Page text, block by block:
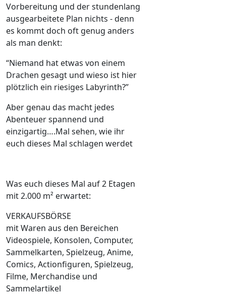
Vorbereitung und der stundenlang
ausgearbeitete Plan nichts - denn
es kommt doch oft genug anders
als man denkt:
“Niemand hat etwas von einem
Drachen gesagt und wieso ist hier
plötzlich ein riesiges Labyrinth?”
Aber genau das macht jedes
Abenteuer spannend und
einzigartig….Mal sehen, wie ihr
euch dieses Mal schlagen werdet
Was euch dieses Mal auf 2 Etagen
mit 2.000 m² erwartet:
VERKAUFSBÖRSE
mit Waren aus den Bereichen
Videospiele, Konsolen, Computer,
Sammelkarten, Spielzeug, Anime,
Comics, Actionfiguren, Spielzeug,
Filme, Merchandise und
Sammelartikel